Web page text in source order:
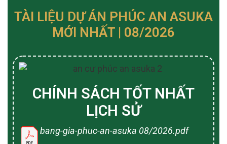
TÀI LIỆU DỰ ÁN PHÚC AN ASUKA
MỚI NHẤT | 08/2026
CHÍNH SÁCH TỐT NHẤT
LỊCH SỬ
bang-gia-phuc-an-asuka 08/2026.pdf